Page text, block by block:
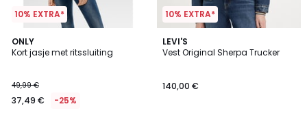
10% EXTRA*
ONLY
Kort jasje met ritssluiting
49,99 €
37,49 € -25%
4,8
/ 5
10% EXTRA*
LEVI'S
Vest Original Sherpa Trucker
140,00 €
4,7
/ 5